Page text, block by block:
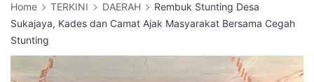
Home TERKINI DAERAH
Rembuk Stunting Desa
Sukajaya, Kades dan Camat Ajak Masyarakat Bersama Cegah
Stunting